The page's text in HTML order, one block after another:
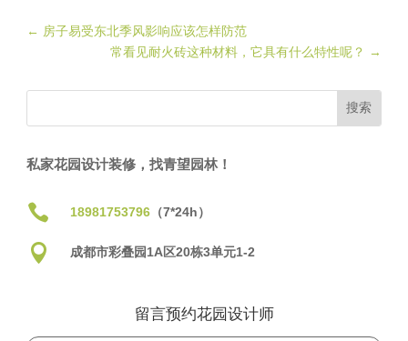
← 房子易受东北季风影响应该怎样防范
常看见耐火砖这种材料，它具有什么特性呢？ →
私家花园设计装修，找青望园林！
 18981753796（7*24h）
 成都市彩叠园1A区20栋3单元1-2
留言预约花园设计师